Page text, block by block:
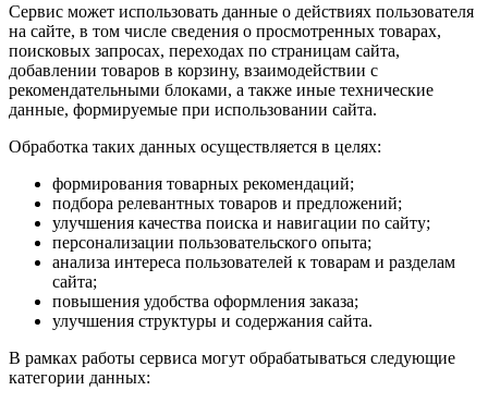
Сервис может использовать данные о действиях пользователя
на сайте, в том числе сведения о просмотренных товарах,
поисковых запросах, переходах по страницам сайта,
добавлении товаров в корзину, взаимодействии с
рекомендательными блоками, а также иные технические
данные, формируемые при использовании сайта.
Обработка таких данных осуществляется в целях:
формирования товарных рекомендаций;
подбора релевантных товаров и предложений;
улучшения качества поиска и навигации по сайту;
персонализации пользовательского опыта;
анализа интереса пользователей к товарам и разделам
сайта;
повышения удобства оформления заказа;
улучшения структуры и содержания сайта.
В рамках работы сервиса могут обрабатываться следующие
категории данных: